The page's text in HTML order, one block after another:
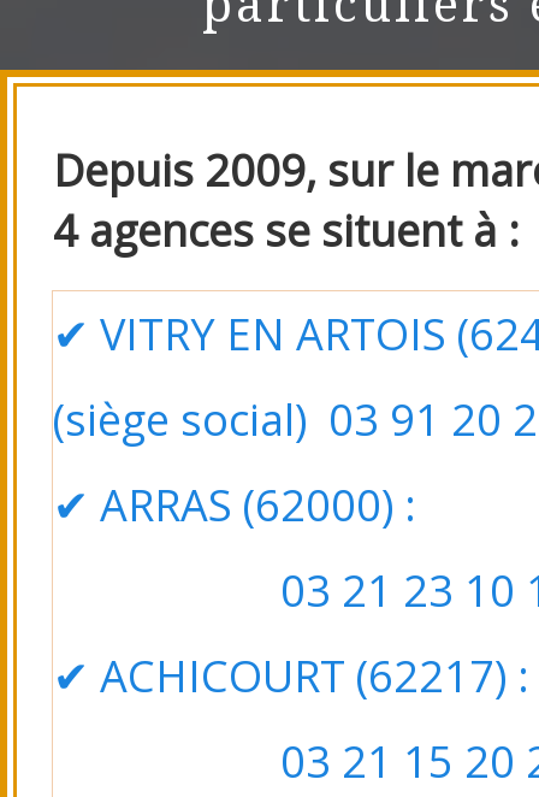
Depuis 2009, sur le
4 agences se situent à :
✔ VITRY EN ARTOIS
(siège social) 03 91 20
✔ ARRAS (62000) :
03 21 23 10
✔ ACHICOURT (62217)
03 21 15 20